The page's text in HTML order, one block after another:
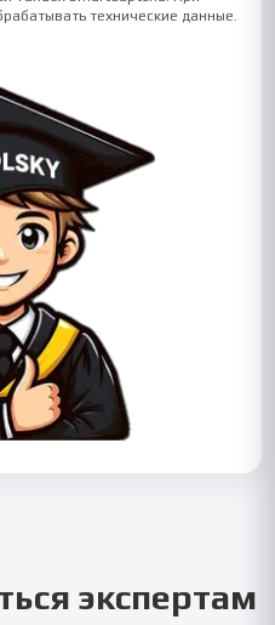
технические данные.
экспертам